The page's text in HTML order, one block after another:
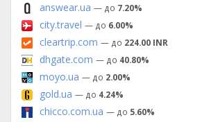
answear.ua — до 7.20%
city.travel — до 6.00%
cleartrip.com — до 224.00 INR
dhgate.com — до 40.80%
moyo.ua — до 2.00%
gold.ua — до 4.24%
chicco.com.ua — до 5.60%